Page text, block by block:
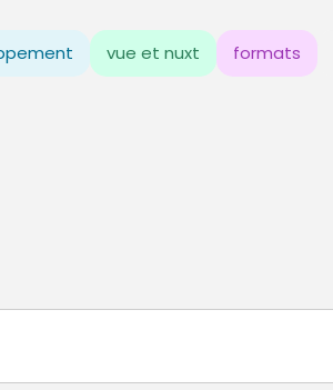
vue et nuxt formats